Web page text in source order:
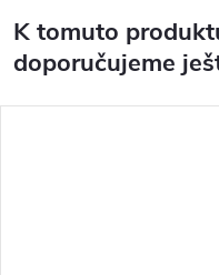
K tomuto
doporučujeme